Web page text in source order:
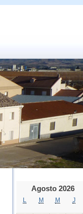
Agosto 2026
M M J